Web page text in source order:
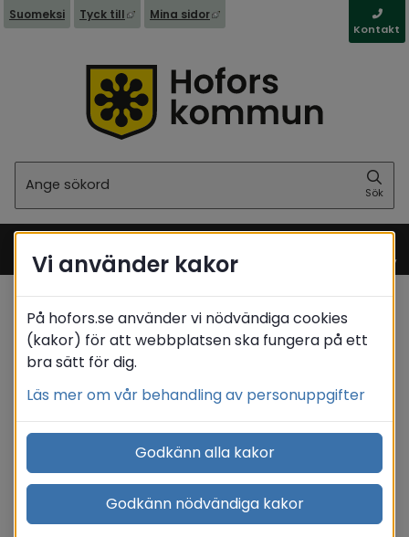
Suomeksi Tyck till Länk till annan webbplats, öppnas i nytt
Mina sidor Länk till annan webbplats,
Kontakt
Sök
Meny
Startsida
Vi använder kakor
På hofors.se använder vi nödvändiga cookies
(kakor) för att webbplatsen ska fungera på ett
bra sätt för dig.
Läs mer om vår behandling av personuppgifter
Godkänn alla kakor
Godkänn nödvändiga kakor